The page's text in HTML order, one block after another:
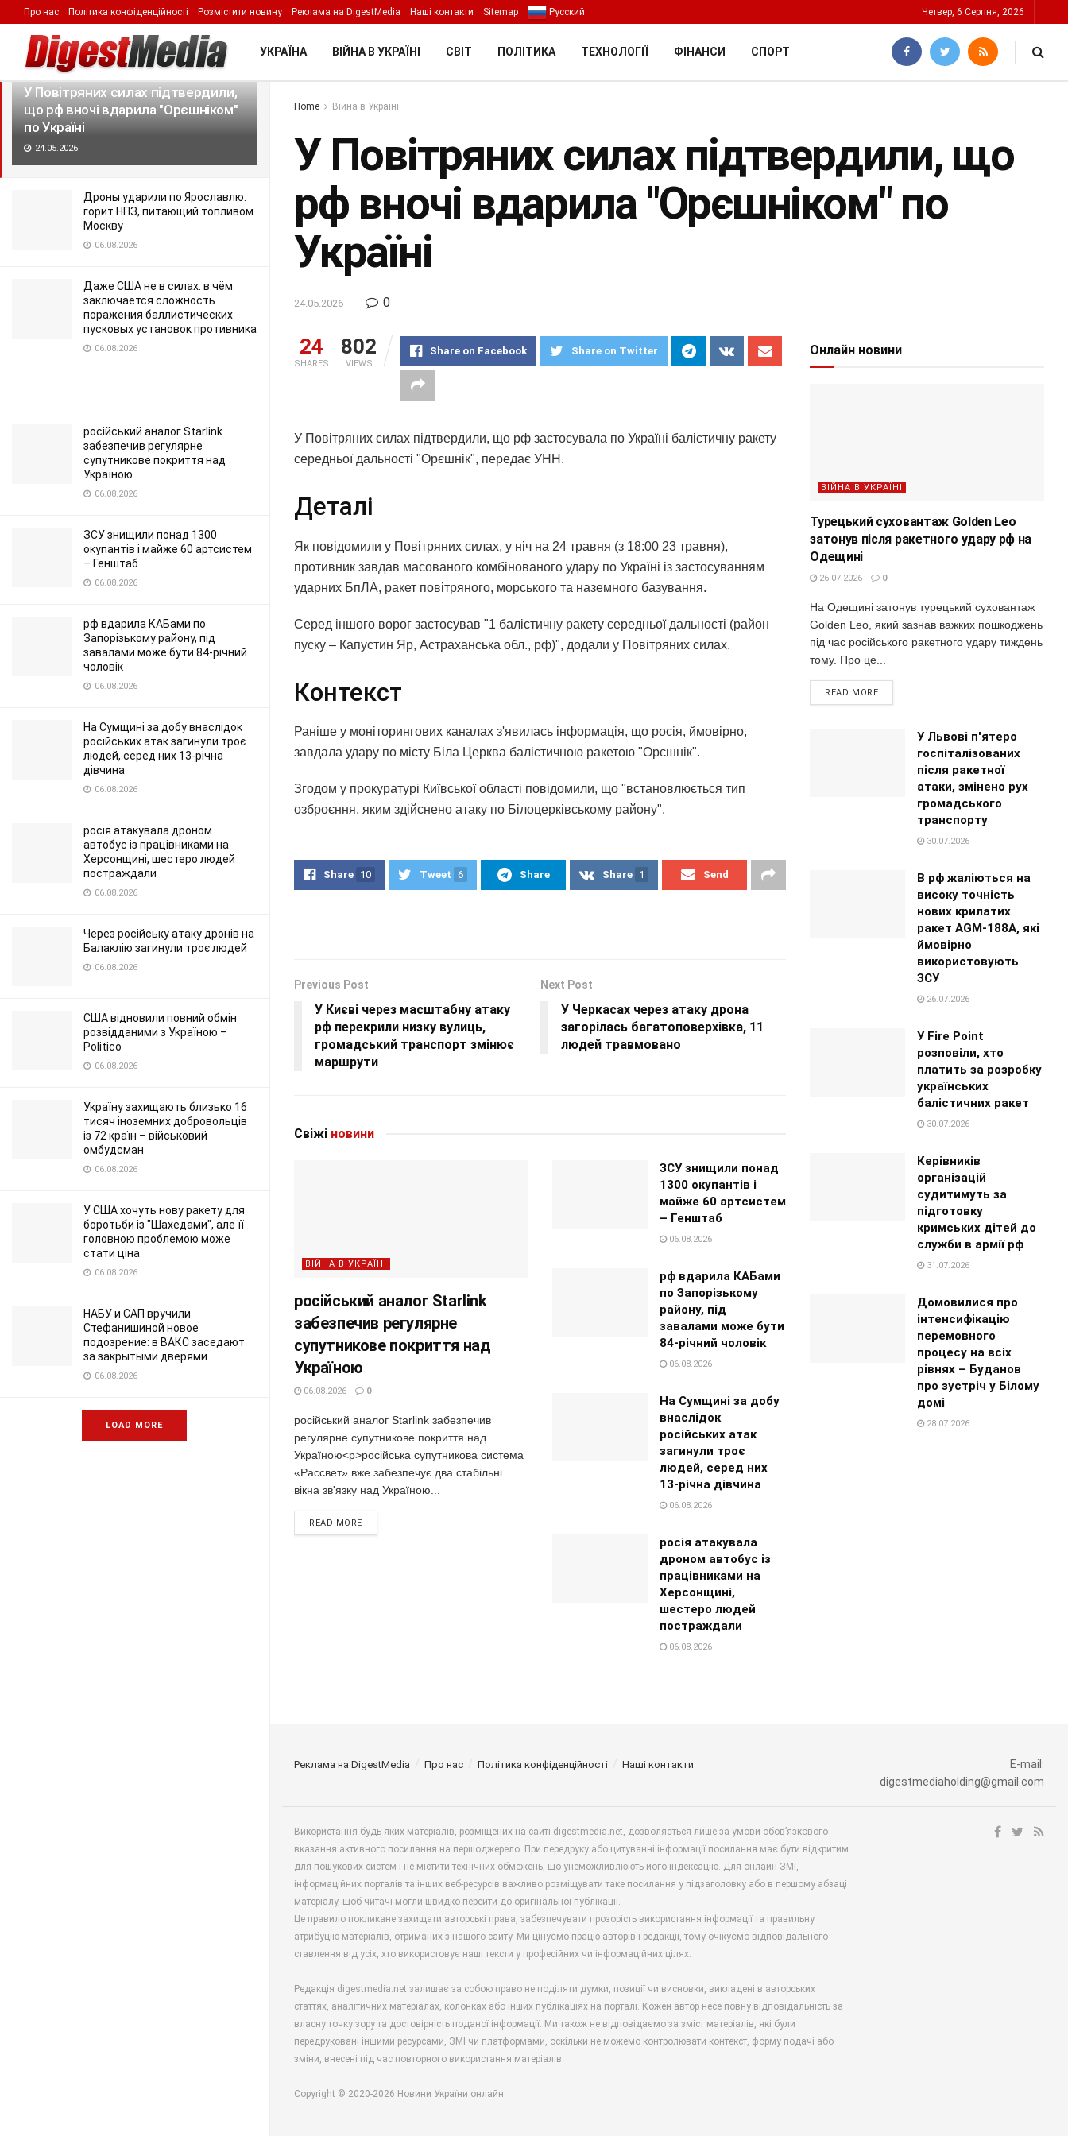
LATEST TRENDING Filter
У Повітряних силах підтвердили,
що рф вночі вдарила "Орєшніком"
по Україні
24.05.2026
Дроны ударили по Ярославлю:
горит НПЗ, питающий топливом
Москву
06.08.2026
Даже США не в силах: в чём
заключается сложность
поражения баллистических
пусковых установок противника
06.08.2026
російський аналог Starlink
забезпечив регулярне
супутникове покриття над
Україною
06.08.2026
ЗСУ знищили понад 1300
окупантів і майже 60 артсистем
– Генштаб
06.08.2026
рф вдарила КАБами по
Запорізькому району, під
завалами може бути 84-річний
чоловік
06.08.2026
На Сумщині за добу внаслідок
російських атак загинули троє
людей, серед них 13-річна
дівчина
06.08.2026
росія атакувала дроном
автобус із працівниками на
Херсонщині, шестеро людей
постраждали
06.08.2026
Через російську атаку дронів на
Балаклію загинули троє людей
06.08.2026
США відновили повний обмін
розвідданими з Україною –
Politico
06.08.2026
Україну захищають близько 16
тисяч іноземних добровольців
із 72 країн – військовий
омбудсман
06.08.2026
У США хочуть нову ракету для
боротьби із "Шахедами", але її
головною проблемою може
стати ціна
06.08.2026
НАБУ и САП вручили
Стефанишиной новое
подозрение: в ВАКС заседают
за закрытыми дверями
06.08.2026
LOAD MORE
Про нас Політика конфіденційності Розмістити новину Реклама на DigestMedia Наші контакти Sitemap Русский Четвер, 6 Серпня, 2026
УКРАЇНА ВІЙНА В УКРАЇНІ СВІТ ПОЛІТИКА ТЕХНОЛОГІЇ ФІНАНСИ СПОРТ
Home Війна в Україні
У Повітряних силах підтвердили, що
рф вночі вдарила "Орєшніком" по
Україні
24.05.2026 0
24
SHARES
802
VIEWS
Share on Facebook Share on Twitter
У Повітряних силах підтвердили, що рф застосувала по Україні балістичну ракету
середньої дальності "Орєшнік", передає УНН.
Деталі
Як повідомили у Повітряних силах, у ніч на 24 травня (з 18:00 23 травня),
противник завдав масованого комбінованого удару по Україні із застосуванням
ударних БпЛА, ракет повітряного, морського та наземного базування.
Серед іншого ворог застосував "1 балістичну ракету середньої дальності (район
пуску – Капустин Яр, Астраханська обл., рф)", додали у Повітряних силах.
Контекст
Раніше у моніторингових каналах з'явилась інформація, що росія, ймовірно,
завдала удару по місту Біла Церква балістичною ракетою "Орєшнік".
Згодом у прокуратурі Київської області повідомили, що "встановлюється тип
озброєння, яким здійснено атаку по Білоцерківському району".
Share 10 Tweet 6 Share Share 1 Send
Previous Post
У Києві через масштабну атаку
рф перекрили низку вулиць,
громадський транспорт змінює
маршрути
Next Post
У Черкасах через атаку дрона
загорілась багатоповерхівка, 11
людей травмовано
Свіжі новини
ВІЙНА В УКРАЇНІ
російський аналог Starlink
забезпечив регулярне
супутникове покриття над
Україною
06.08.2026 0
російський аналог Starlink забезпечив
регулярне супутникове покриття над
Україною<p>російська супутникова система
«Рассвет» вже забезпечує два стабільні
вікна зв'язку над Україною...
READ MORE
ЗСУ знищили понад
1300 окупантів і
майже 60 артсистем
– Генштаб
06.08.2026
рф вдарила КАБами
по Запорізькому
району, під
завалами може бути
84-річний чоловік
06.08.2026
На Сумщині за добу
внаслідок
російських атак
загинули троє
людей, серед них
13-річна дівчина
06.08.2026
росія атакувала
дроном автобус із
працівниками на
Херсонщині,
шестеро людей
постраждали
06.08.2026
Онлайн новини
ВІЙНА В УКРАЇНІ
Турецький суховантаж Golden Leo
затонув після ракетного удару рф на
Одещині
26.07.2026 0
На Одещині затонув турецький суховантаж
Golden Leo, який зазнав важких пошкоджень
під час російського ракетного удару тиждень
тому. Про це...
READ MORE
У Львові п'ятеро
госпіталізованих
після ракетної
атаки, змінено рух
громадського
транспорту
30.07.2026
В рф жаліються на
високу точність
нових крилатих
ракет AGM-188A, які
ймовірно
використовують
ЗСУ
26.07.2026
У Fire Point
розповіли, хто
платить за розробку
українських
балістичних ракет
30.07.2026
Керівників
організацій
судитимуть за
підготовку
кримських дітей до
служби в армії рф
31.07.2026
Домовилися про
інтенсифікацію
перемовного
процесу на всіх
рівнях – Буданов
про зустріч у Білому
домі
28.07.2026
Реклама на DigestMedia Про нас Політика конфіденційності Наші контакти
E-mail:
digestmediaholding@gmail.com
Використання будь-яких матеріалів, розміщених на сайті digestmedia.net, дозволяється лише за умови обов’язкового
вказання активного посилання на першоджерело. При передруку або цитуванні інформації посилання має бути відкритим
для пошукових систем і не містити технічних обмежень, що унеможливлюють його індексацію. Для онлайн-ЗМІ,
інформаційних порталів та інших веб-ресурсів важливо розміщувати таке посилання у підзаголовку або в першому абзаці
матеріалу, щоб читачі могли швидко перейти до оригінальної публікації.
Це правило покликане захищати авторські права, забезпечувати прозорість використання інформації та правильну
атрибуцію матеріалів, отриманих з нашого сайту. Ми цінуємо працю авторів і редакції, тому очікуємо відповідального
ставлення від усіх, хто використовує наші тексти у професійних чи інформаційних цілях.
Редакція digestmedia.net залишає за собою право не поділяти думки, позиції чи висновки, викладені в авторських
статтях, аналітичних матеріалах, колонках або інших публікаціях на порталі. Кожен автор несе повну відповідальність за
власну точку зору та достовірність поданої інформації. Ми також не відповідаємо за зміст матеріалів, які були
передруковані іншими ресурсами, ЗМІ чи платформами, оскільки не можемо контролювати контекст, форму подачі або
зміни, внесені під час повторного використання матеріалів.
Copyright © 2020-2026 Новини України онлайн